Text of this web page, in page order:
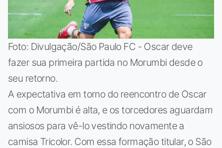
Foto: Divulgação/São Paulo FC - Oscar deve
fazer sua primeira partida no Morumbi desde o
seu retorno.
A expectativa em torno do reencontro de Oscar
com o Morumbi é alta, e os torcedores aguardam
ansiosos para vê-lo vestindo novamente a
camisa Tricolor. Com essa formação titular, o São